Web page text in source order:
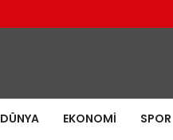
DÜNYA EKONOMI SPOR